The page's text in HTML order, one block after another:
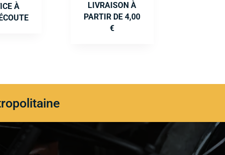
À
LIVRAISON À
PARTIR DE 4,00
€